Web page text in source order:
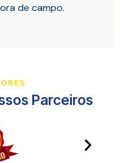
de campo.
Parceiros​